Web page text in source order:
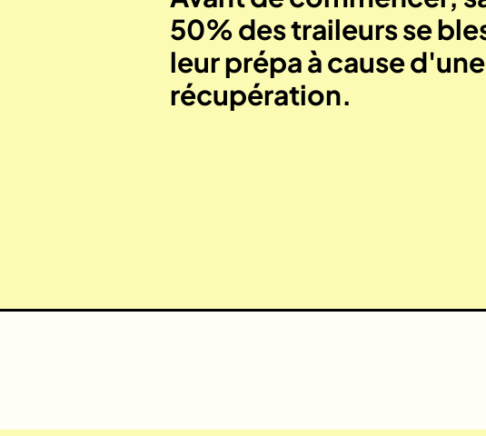
50% des traileurs se
leur prépa à cause
récupération.